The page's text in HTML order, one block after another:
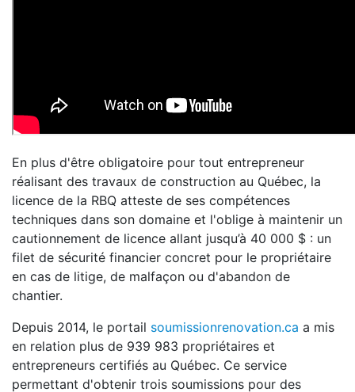
En plus d'être obligatoire pour tout entrepreneur
réalisant des travaux de construction au Québec, la
licence de la RBQ atteste de ses compétences
techniques dans son domaine et l'oblige à maintenir un
cautionnement de licence allant jusqu’à 40 000 $ : un
filet de sécurité financier concret pour le propriétaire
en cas de litige, de malfaçon ou d'abandon de
chantier.
Depuis 2014, le portail soumissionrenovation.ca a mis
en relation plus de 939 983 propriétaires et
entrepreneurs certifiés au Québec. Ce service
permettant d'obtenir trois soumissions pour des